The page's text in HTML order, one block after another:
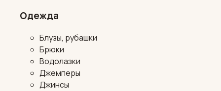
Одежда
Блузы, рубашки
Брюки
Водолазки
Джемперы
Джинсы